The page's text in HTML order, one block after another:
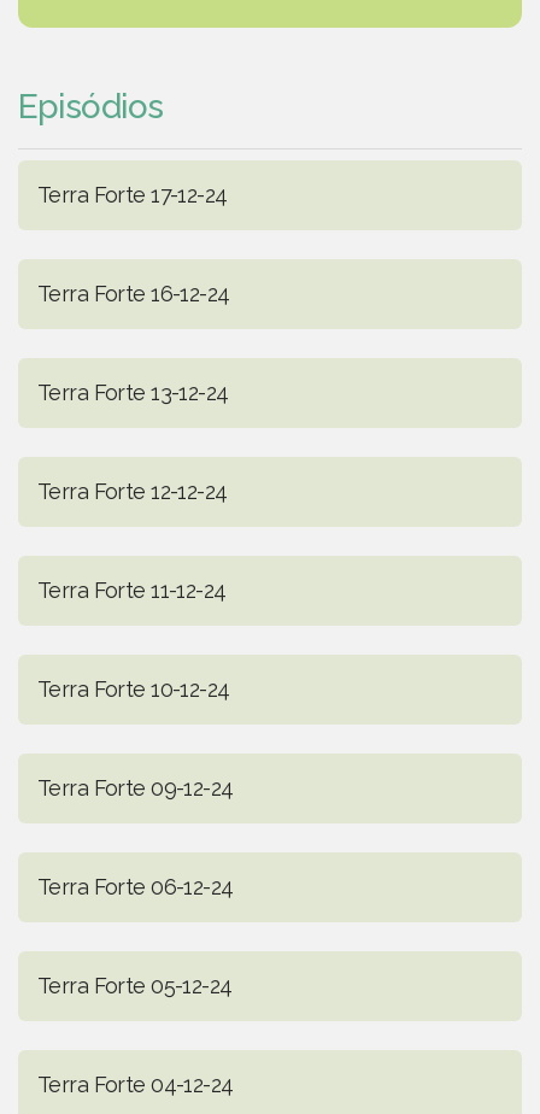
Episódios
Terra Forte 17-12-24
Terra Forte 16-12-24
Terra Forte 13-12-24
Terra Forte 12-12-24
Terra Forte 11-12-24
Terra Forte 10-12-24
Terra Forte 09-12-24
Terra Forte 06-12-24
Terra Forte 05-12-24
Terra Forte 04-12-24